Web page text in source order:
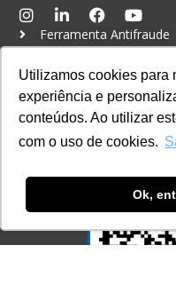
Utilizamos cookies para
experiência e
conteúdos. Ao utilizar
com o uso de cookies.
Ok,
Ferramenta Antifraude
Consulte aqui o
Sistema e-MEC